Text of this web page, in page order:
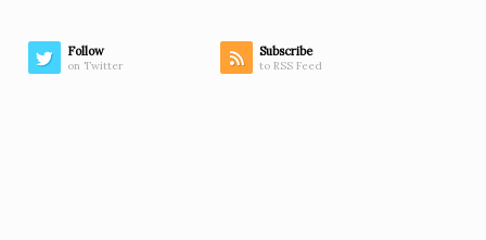
Follow
on Twitter
Subscribe
to RSS Feed